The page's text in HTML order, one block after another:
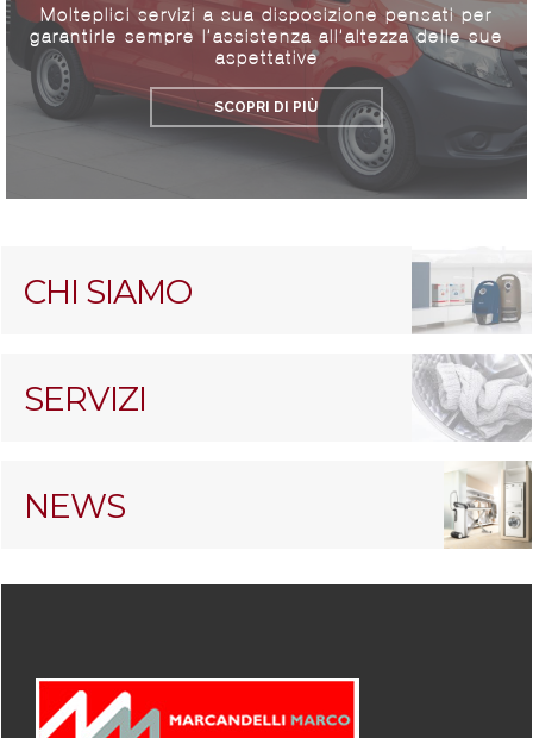
Molteplici servizi a sua disposizione pensati per
garantirle sempre l’assistenza all’altezza delle sue
aspettative
SCOPRI DI PIÙ
CHI SIAMO
SERVIZI
NEWS